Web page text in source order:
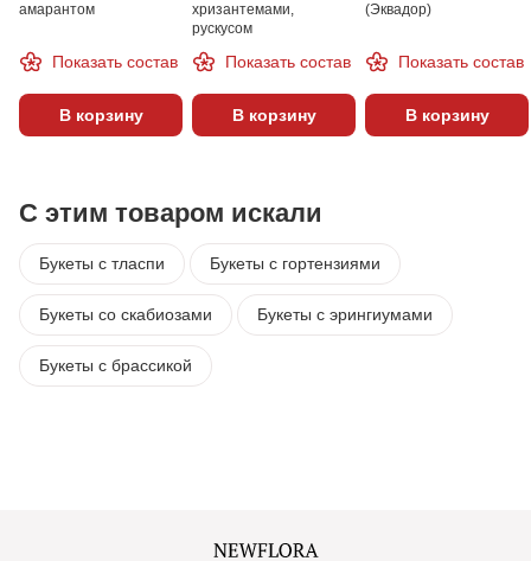
амарантом
Показать состав
В корзину
хризантемами,
рускусом
Показать состав
В корзину
(Эквадор)
Показать состав
В корзину
С этим товаром искали
Букеты с тласпи Букеты с гортензиями
Букеты со скабиозами Букеты с эрингиумами
Букеты с брассикой